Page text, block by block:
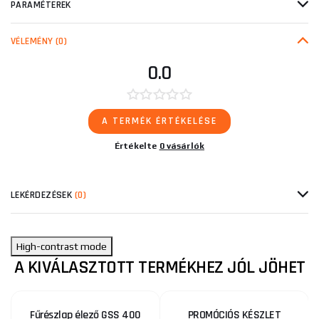
PARAMÉTEREK
VÉLEMÉNY (0)
0.0
A TERMÉK ÉRTÉKELÉSE
Értékelte 0 vásárlók
LEKÉRDEZÉSEK (0)
High-contrast mode
A KIVÁLASZTOTT TERMÉKHEZ JÓL JÖHET
Fűrészlap élező GSS 400 PROMÓCIÓS KÉSZLET